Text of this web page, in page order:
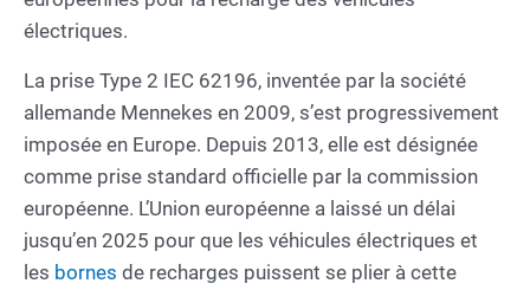
électriques.
La prise Type 2 IEC 62196, inventée par la société
allemande Mennekes en 2009, s’est progressivement
imposée en Europe. Depuis 2013, elle est désignée
comme prise standard officielle par la commission
européenne. L’Union européenne a laissé un délai
jusqu’en 2025 pour que les véhicules électriques et
les bornes de recharges puissent se plier à cette